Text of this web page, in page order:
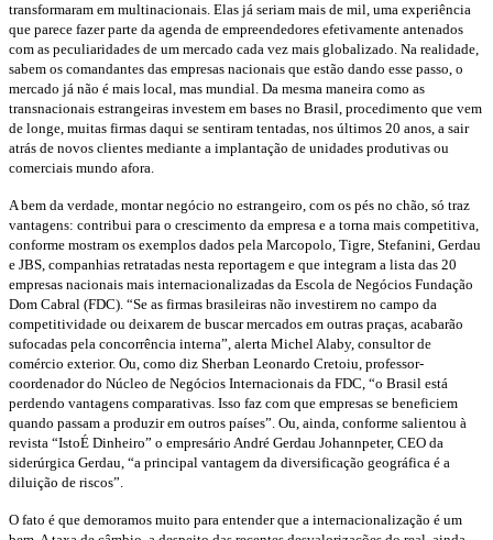
transformaram em multinacionais. Elas já seriam mais de mil, uma experiência
que parece fazer parte da agenda de empreendedores efetivamente antenados
com as peculiaridades de um mercado cada vez mais globalizado. Na realidade,
sabem os comandantes das empresas nacionais que estão dando esse passo, o
mercado já não é mais local, mas mundial. Da mesma maneira como as
transnacionais estrangeiras investem em bases no Brasil, procedimento que vem
de longe, muitas firmas daqui se sentiram tentadas, nos últimos 20 anos, a sair
atrás de novos clientes mediante a implantação de unidades produtivas ou
comerciais mundo afora.
A bem da verdade, montar negócio no estrangeiro, com os pés no chão, só traz
vantagens: contribui para o crescimento da empresa e a torna mais competitiva,
conforme mostram os exemplos dados pela Marcopolo, Tigre, Stefanini, Gerdau
e JBS, companhias retratadas nesta reportagem e que integram a lista das 20
empresas nacionais mais internacionalizadas da Escola de Negócios Fundação
Dom Cabral (FDC). “Se as firmas brasileiras não investirem no campo da
competitividade ou deixarem de buscar mercados em outras praças, acabarão
sufocadas pela concorrência interna”, alerta Michel Alaby, consultor de
comércio exterior. Ou, como diz Sherban Leonardo Cretoiu, professor-
coordenador do Núcleo de Negócios Internacionais da FDC, “o Brasil está
perdendo vantagens comparativas. Isso faz com que empresas se beneficiem
quando passam a produzir em outros países”. Ou, ainda, conforme salientou à
revista “IstoÉ Dinheiro” o empresário André Gerdau Johannpeter, CEO da
siderúrgica Gerdau, “a principal vantagem da diversificação geográfica é a
diluição de riscos”.
O fato é que demoramos muito para entender que a internacionalização é um